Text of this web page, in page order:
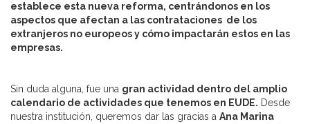
establece esta nueva reforma, centrándonos en los
aspectos que afectan a las contrataciones de los
extranjeros no europeos y cómo impactarán estos en las
empresas.
Sin duda alguna, fue una gran actividad dentro del amplio
calendario de actividades que tenemos en EUDE. Desde
nuestra institución, queremos dar las gracias a Ana Marina